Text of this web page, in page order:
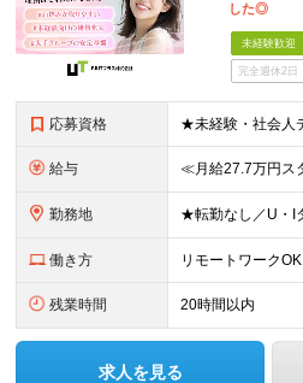
した◎
未経験歓迎
完全週休2日
応募資格
給与
勤務地
働き方 リモートワークOK
残業時間 20時間以内
求人を見る